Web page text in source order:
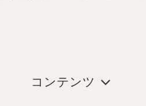
コンテンツ